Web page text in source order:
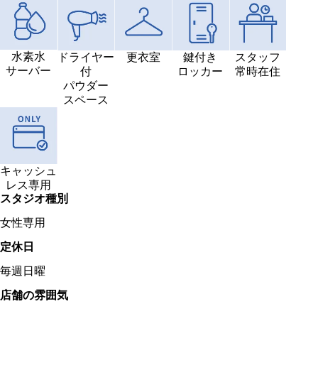
水素水
サーバー
ドライヤー
付
パウダー
スペース
更衣室
鍵付き
ロッカー
スタッフ
常時在住
キャッシュ
レス専用
スタジオ種別
女性専用
定休日
毎週日曜
店舗の雰囲気